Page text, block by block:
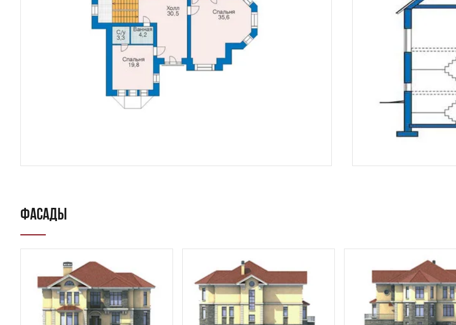
ФАСАДЫ
ПОИСК
УЗНАТЬ ТОЧНУЮ СТОИМОСТЬ СТРОИТЕЛЬСТВА
Даюсогласие на обработку персональных данныхи подтверждаю, что